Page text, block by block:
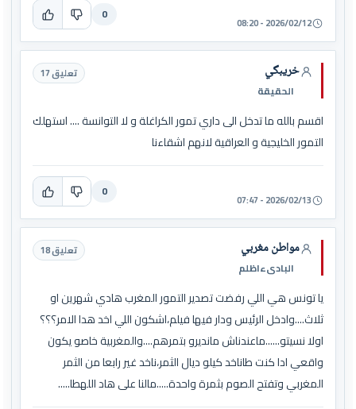
2026/02/12 - 08:20
0
خريبگي
الحقيقة
تعليق 17
اقسم بالله ما تدخل الى داري تمور الكراغلة و لا التوانسة .... استهلك
التمور الخليجية و العراقية لانهم اشقاءنا
2026/02/13 - 07:47
0
مواطن مغربي
البادىءاظلم
تعليق 18
يا تونس هي اللي رفضت تصدير التمور المغرب هادي شهرين او
ثلاث....وادخل الرئيس ودار فيها فيلم،اشكون اللي اخد هدا الامر؟؟؟
اولا نسيتو......ماعندناش مانديرو بتمرهم....والمغربية خاصو يكون
واقعي ادا كنت طاناخد كيلو ديال الثمر،ناخد غير رابعا من الثمر
المغربي وتفتح الصوم بثمرة واحدة.....مالنا على هاد اللهطا.....